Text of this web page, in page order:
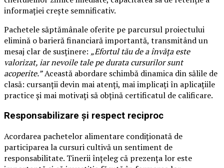
informației crește semnificativ.
Pachetele săptămânale oferite pe parcursul proiectului
elimină o barieră financiară importantă, transmitând un
mesaj clar de susținere: „Efortul tău de a învăța este
valorizat, iar nevoile tale pe durata cursurilor sunt
acoperite.”Această abordare schimbă dinamica din sălile de
clasă: cursanții devin mai atenți, mai implicați în aplicațiile
practice și mai motivați să obțină certificatul de calificare.
Responsabilizare și respect reciproc
Acordarea pachetelor alimentare condiționată de
participarea la cursuri cultivă un sentiment de
responsabilitate. Tinerii înțeleg că prezența lor este